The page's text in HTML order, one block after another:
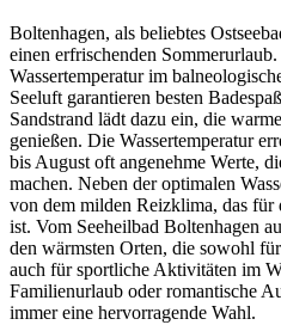
Boltenhagen, als beliebtes
einen erfrischenden
Wassertemperatur im
Seeluft garantieren besten
Sandstrand lädt dazu ein, die
genießen. Die Wassertemperatur
bis August oft angenehme Werte,
machen. Neben der optimalen
von dem milden Reizklima, das
ist. Vom Seeheilbad Boltenhagen
den wärmsten Orten, die sowohl
auch für sportliche Aktivitäten im
Familienurlaub oder romantische
immer eine hervorragende Wahl.